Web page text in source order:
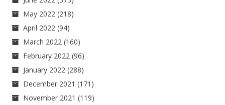
May 2022 (218)
April 2022 (94)
March 2022 (160)
February 2022 (96)
January 2022 (288)
December 2021 (171)
November 2021 (119)